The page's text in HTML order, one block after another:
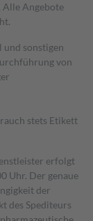
Angebote
sonstigen
von
stets Etikett
erfolgt
Uhr. Der genaue
der
des Spediteurs